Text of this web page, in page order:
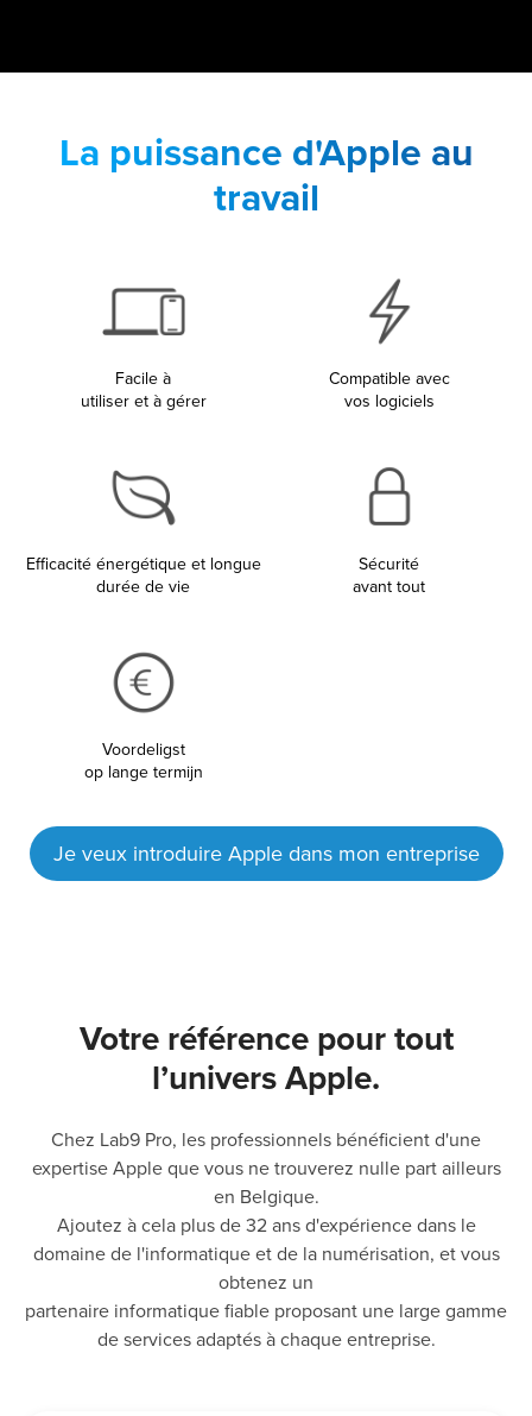
La puissance d'Apple au
travail
Facile à
utiliser et à gérer
Compatible avec
vos logiciels
Efficacité énergétique et longue
durée de vie
Sécurité
avant tout
Voordeligst
op lange termijn
Je veux introduire Apple dans mon entreprise
Votre référence pour tout
l’univers Apple.
Chez Lab9 Pro, les professionnels bénéficient d'une
expertise Apple que vous ne trouverez nulle part ailleurs
en Belgique.
Ajoutez à cela plus de 32 ans d'expérience dans le
domaine de l'informatique et de la numérisation, et vous
obtenez un
partenaire informatique fiable proposant une large gamme
de services adaptés à chaque entreprise.